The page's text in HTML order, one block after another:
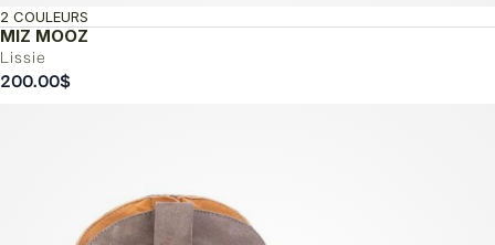
MIZ MOOZ
Lissie
2 COULEURS
200.00$